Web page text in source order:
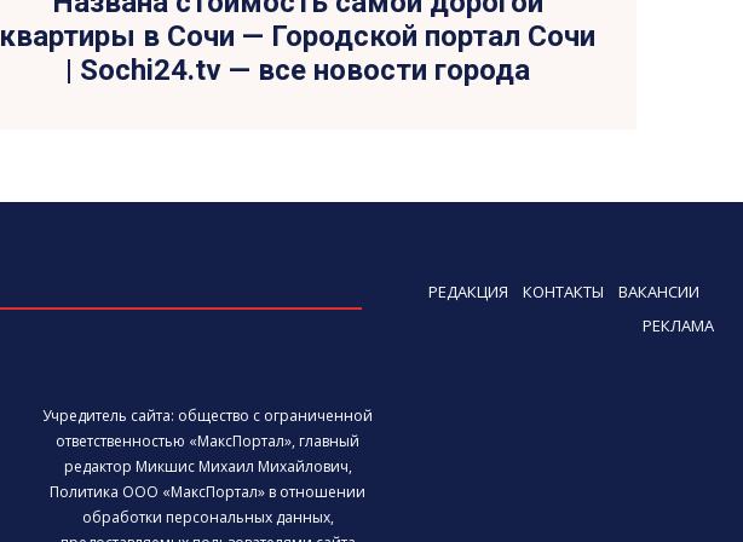
квартиры в Сочи — Городской портал Сочи
| Sochi24.tv — все новости города
РЕДАКЦИЯ КОНТАКТЫ
ВАКАНСИИ
РЕКЛАМА
Учредитель сайта: общество с ограниченной
ответственностью «МаксПортал», главный
редактор Микшис Михаил Михайлович,
Политика ООО «МаксПортал» в отношении
обработки персональных данных,